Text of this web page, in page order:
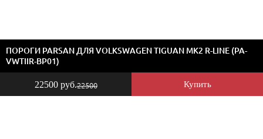
22500 руб.22500 Купить
ПОРОГИ PARSAN ДЛЯ VOLKSWAGEN TIGUAN MK2 R-LINE (PA-
VWTIIR-BP01)